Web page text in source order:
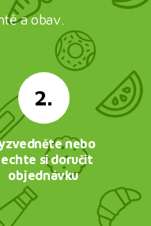
a obav.
2.
nebo
si doručit
objednávku